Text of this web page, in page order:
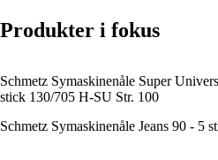
Produkter i fokus
Schmetz Symaskinenåle Super
stick 130/705 H-SU Str. 100
Schmetz Symaskinenåle Jeans 90 - 5